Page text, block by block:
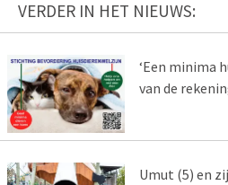
VERDER IN HET NIEUWS:
‘Een minima
van de
Umut (5) en